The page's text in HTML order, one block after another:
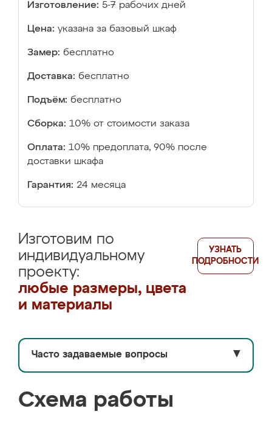
Изготовление: 5-7 рабочих дней
Цена: указана за базовый шкаф
Замер: бесплатно
Доставка: бесплатно
Подъём: бесплатно
Сборка: 10% от стоимости заказа
Оплата: 10% предоплата, 90% после
доставки шкафа
Гарантия: 24 месяца
Изготовим по
индивидуальному
проекту:
любые размеры, цвета
и материалы
УЗНАТЬ
ПОДРОБНОСТИ
Часто задаваемые вопросы ▼
Схема работы